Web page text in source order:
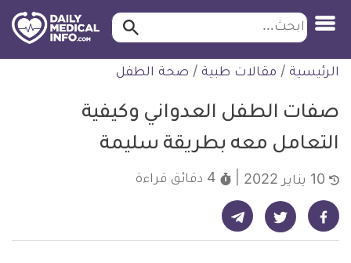
التخطي
للمحتوى
ابحث ابحث…
الرئيسية / مقالات طبية / صحة الطفل
صفات الطفل العدواني وكيفية
التعامل معه بطريقة سليمة
4 دقائق قراءة
شارك على فيسبوك - ديلي ميديكال انفو شارك على تويتر - ديلي ميديكال انفو شارك على تيليجرام - ديلي ميديكال انفو